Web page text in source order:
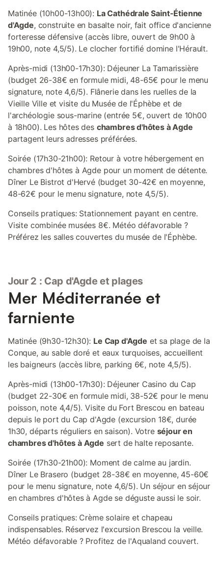
Matinée (10h00-13h00): La Cathédrale Saint-Étienne
d'Agde, construite en basalte noir, fait office d'ancienne
forteresse défensive (accès libre, ouvert de 9h00 à
19h00, note 4,5/5). Le clocher fortifié domine l'Hérault.
Après-midi (13h00-17h30): Déjeuner La Tamarissière
(budget 26-38€ en formule midi, 48-65€ pour le menu
signature, note 4,6/5). Flânerie dans les ruelles de la
Vieille Ville et visite du Musée de l'Éphèbe et de
l'archéologie sous-marine (entrée 5€, ouvert de 10h00
à 18h00). Les hôtes des chambres d'hôtes à Agde
partagent leurs adresses préférées.
Soirée (17h30-21h00): Retour à votre hébergement en
chambres d'hôtes à Agde pour un moment de détente.
Dîner Le Bistrot d'Hervé (budget 30-42€ en moyenne,
48-62€ pour le menu signature, note 4,5/5).
Conseils pratiques: Stationnement payant en centre.
Visite combinée musées 8€. Météo défavorable ?
Préférez les salles couvertes du musée de l'Éphèbe.
Jour 2 : Cap d'Agde et plages
Mer Méditerranée et
farniente
Matinée (9h30-12h30): Le Cap d'Agde et sa plage de la
Conque, au sable doré et eaux turquoises, accueillent
les baigneurs (accès libre, parking 6€, note 4,5/5).
Après-midi (13h00-17h30): Déjeuner Casino du Cap
(budget 22-30€ en formule midi, 38-52€ pour le menu
poisson, note 4,4/5). Visite du Fort Brescou en bateau
depuis le port du Cap d'Agde (excursion 18€, durée
1h30, départs réguliers en saison). Votre séjour en
chambres d'hôtes à Agde sert de halte reposante.
Soirée (17h30-21h00): Moment de calme au jardin.
Dîner Le Brasero (budget 28-38€ en moyenne, 45-60€
pour le menu signature, note 4,6/5). Un séjour en séjour
en chambres d'hôtes à Agde se déguste aussi le soir.
Conseils pratiques: Crème solaire et chapeau
indispensables. Réservez l'excursion Brescou la veille.
Météo défavorable ? Profitez de l'Aqualand couvert.